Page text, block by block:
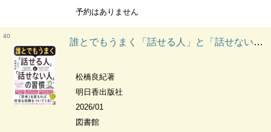
予約はありません
40
誰とでもうまく「話せる人」と「話せない人」の習慣
松橋良紀著
明日香出版社
2026/01
図書館